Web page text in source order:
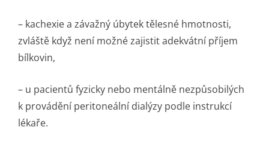
– kachexie a závažný úbytek tělesné hmotnosti,
zvláště když není možné zajistit adekvátní příjem
bílkovin,
– u pacientů fyzicky nebo mentálně nezpůsobilých
k provádění peritoneální dialýzy podle instrukcí
lékaře.